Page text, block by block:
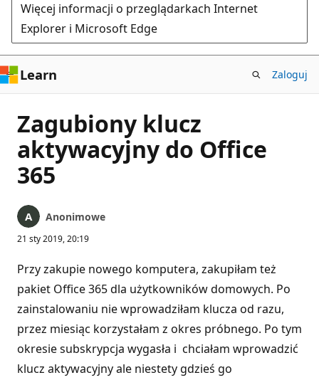
Więcej informacji o przeglądarkach Internet
Explorer i Microsoft Edge
Learn Zaloguj
Zagubiony klucz
aktywacyjny do Office
365
Anonimowe
21 sty 2019, 20:19
Przy zakupie nowego komputera, zakupiłam też
pakiet Office 365 dla użytkowników domowych. Po
zainstalowaniu nie wprowadziłam klucza od razu,
przez miesiąc korzystałam z okres próbnego. Po tym
okresie subskrypcja wygasła i chciałam wprowadzić
klucz aktywacyjny ale niestety gdzieś go